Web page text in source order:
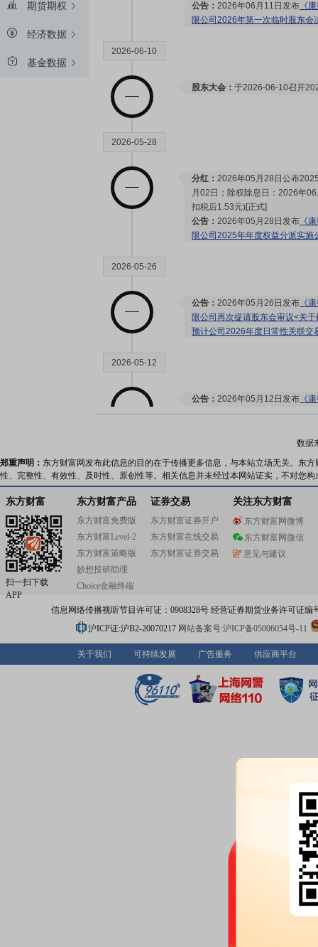
期货期权
经济数据
基金数据
公告： 2026年06月11日发布 《
限公司2026年第一次临时股东会
2026-06-10
股东大会： 于2026-06-10召开
2026-05-28
分红： 2026年05月28日公布
月02日；除权除息日：2026年
扣税后1.53元)[正式]
公告： 2026年05月28日发布 《
限公司2025年年度权益分派实施
2026-05-26
公告： 2026年05月26日发布 《
限公司再次提请股东会审议<关
预计公司2026年度日常性关联交
2026-05-12
公告： 2026年05月12日发布 《
海康德莱企业发展集团股份有限
2026-05-11
于2026-05-11召开
2026-05-07
2026-04-28
股东户数：2026年04月28日公
户，比上期减少1782户
2026年04月21日公
户，比上期减少3920户
业绩报表：
2025年年报归属净
2025年年报预约
2026年04月21日发布《
数据
郑重声明： 东方财富网发布此信息的目的在于传播更多信息，与本站立场无关。东
性、完整性、有效性、及时性、原创性等。相关信息并未经过本网站证实，不对您
东方财富
扫一扫下载
APP
东方财富产品
东方财富免费版
东方财富Level-2
东方财富策略版
妙想投研助理
Choice金融终端
证券交易
东方财富证券开户
东方财富在线交易
东方财富证券交易
关注东方财富
东方财富网微博
东方财富网微信
意见与建议
信息网络传播视听节目许可证：0908328号 经营证券期货业务许可证编
沪ICP证:沪B2-20070217 网站备案号:沪ICP备05006054号-11
关于我们 可持续发展 广告服务 供应商平台